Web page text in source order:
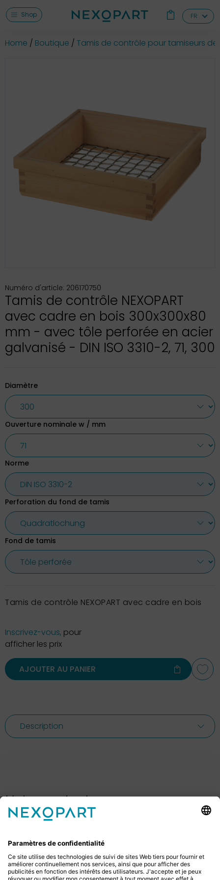
Shop FR
Home Boutique Tamis de contrôle pour tamiseurs
Numéro d'article: 206170750
Tamis de contrôle NEXOPART
avec cadre en bois 300x300x80
mm - avec tôle perforée en acier
galvanisé - DIN ISO 3310-2, 71, 300
Diamètre
Ouverture nominale w / mm
Norme
Perforation du fond de tamis
Fond de tamis
Tamis de contrôle NEXOPART avec cadre en bois
Inscrivez-vous, pour
afficher les prix
AJOUTER AU PANIER
Description
Votre contact avec nous.
Avez-vous des questions ? Alors sil vous plaît
+49 2522 59084 0
sales@nexopart.com